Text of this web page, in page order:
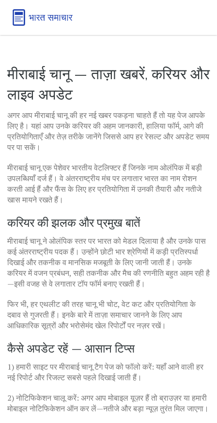
मीराबाई चानू — ताज़ा खबरें, करियर और
लाइव अपडेट
अगर आप मीराबाई चानू की हर नई खबर पकड़ना चाहते हैं तो यह पेज आपके
लिए है। यहां आप उनके करियर की अहम जानकारी, हालिया फॉर्म, आगे की
प्रतियोगिताएँ और तेज़ तरीके जानेंगे जिससे आप हर रेसल्ट और अपडेट समय
पर पा सकें।
मीराबाई चानू एक पेशेवर भारतीय वेटलिफ्टर हैं जिनके नाम ओलंपिक में बड़ी
उपलब्धियाँ दर्ज हैं। वे अंतरराष्ट्रीय मंच पर लगातार भारत का नाम रोशन
करती आई हैं और फैंस के लिए हर प्रतियोगिता में उनकी तैयारी और नतीजे
खास मायने रखते हैं।
करियर की झलक और प्रमुख बातें
मीराबाई चानू ने ओलंपिक स्तर पर भारत को मेडल दिलाया है और उनके पास
कई अंतरराष्ट्रीय पदक हैं। उन्होंने छोटी भार श्रेणियों में कड़ी प्रतिस्पर्धा
दिखाई और तकनीक व मानसिक मजबूती के लिए जानी जाती हैं। उनके
करियर में वजन प्रबंधन, सही तकनीक और मैच की रणनीति बहुत अहम रही है
—इसी वजह से वे लगातार टॉप फॉर्म बनाए रखती हैं।
फिर भी, हर एथलीट की तरह चानू भी चोट, वेट कट और प्रतियोगिता के
दबाव से गुजरती हैं। इनके बारे में ताज़ा समाचार जानने के लिए आप
आधिकारिक सूत्रों और भरोसेमंद खेल रिपोर्टों पर नज़र रखें।
कैसे अपडेट रहें — आसान टिप्स
1) हमारी साइट पर मीराबाई चानू टैग पेज को फॉलो करें: यहाँ आने वाली हर
नई रिपोर्ट और रिजल्ट सबसे पहले दिखाई जाती हैं।
2) नोटिफिकेशन चालू करें: अगर आप मोबाइल यूज़र हैं तो ब्राउज़र या हमारी
मोबाइल नोटिफिकेशन ऑन कर लें—नतीजे और बड़ा न्यूज़ तुरंत मिल जाएगा।